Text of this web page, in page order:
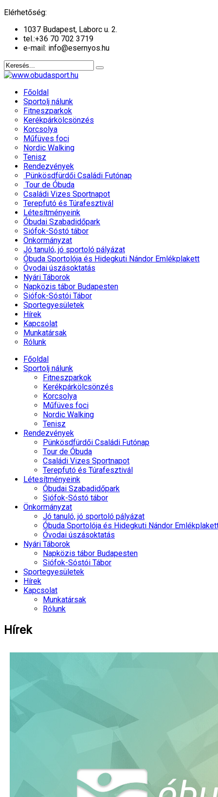
Elérhetőség:
1037 Budapest, Laborc u. 2.
tel.:+36 70 702 3719
e-mail: info@esernyos.hu
Főoldal
Sportolj nálunk
Fitneszparkok
Kerékpárkölcsönzés
Korcsolya
Műfüves foci
Nordic Walking
Tenisz
Rendezvények
Pünkösdfürdői Családi Futónap
Tour de Óbuda
Családi Vizes Sportnapot
Terepfutó és Túrafesztivál
Létesítményeink
Óbudai Szabadidőpark
Siófok-Sóstó tábor
Önkormányzat
Jó tanuló, jó sportoló pályázat
Óbuda Sportolója és Hidegkuti Nándor Emlékplakett
Óvodai úszásoktatás
Nyári Táborok
Napközis tábor Budapesten
Siófok-Sóstói Tábor
Sportegyesületek
Hírek
Kapcsolat
Munkatársak
Rólunk
Főoldal
Sportolj nálunk
Fitneszparkok
Kerékpárkölcsönzés
Korcsolya
Műfüves foci
Nordic Walking
Tenisz
Rendezvények
Pünkösdfürdői Családi Futónap
Tour de Óbuda
Családi Vizes Sportnapot
Terepfutó és Túrafesztivál
Létesítményeink
Óbudai Szabadidőpark
Siófok-Sóstó tábor
Önkormányzat
Jó tanuló, jó sportoló pályázat
Óbuda Sportolója és Hidegkuti Nándor
Óvodai úszásoktatás
Nyári Táborok
Napközis tábor Budapesten
Siófok-Sóstói Tábor
Sportegyesületek
Hírek
Kapcsolat
Munkatársak
Rólunk
Hírek
év
hónap
év
hónap